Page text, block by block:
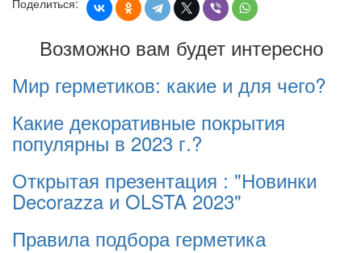
Возможно вам будет интересно
Мир герметиков: какие и для чего?
Какие декоративные покрытия
популярны в 2023 г.?
Открытая презентация : "Новинки
Decorazza и OLSTA 2023"
Правила подбора герметика